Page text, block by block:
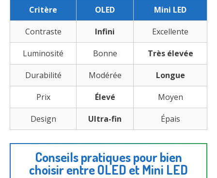
Critère OLED Mini LED
Contraste Infini Excellente
Luminosité Bonne Très élevée
Durabilité Modérée Longue
Prix Élevé Moyen
Design Ultra-fin Épais
Conseils pratiques pour bien
choisir entre OLED et Mini LED